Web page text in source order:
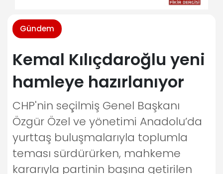
Gündem
Kemal Kılıçdaroğlu yeni
hamleye hazırlanıyor
CHP'nin seçilmiş Genel Başkanı
Özgür Özel ve yönetimi Anadolu’da
yurttaş buluşmalarıyla toplumla
teması sürdürürken, mahkeme
kararıyla partinin başına getirilen